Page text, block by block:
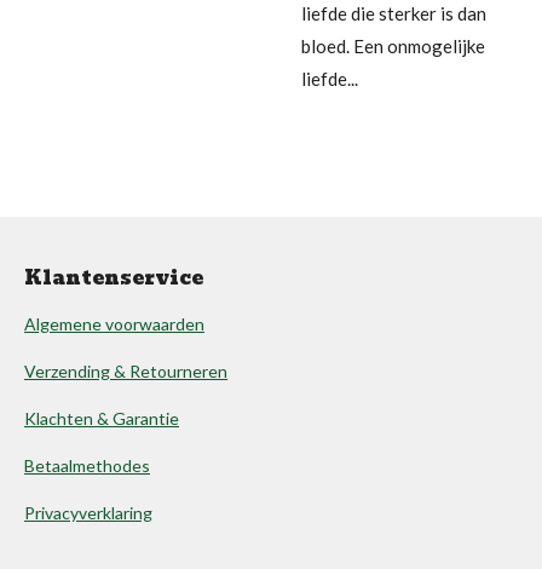
liefde die sterker is dan
bloed. Een onmogelijke
liefde...
Klantenservice
Algemene voorwaarden
Verzending & Retourneren
Klachten & Garantie
Betaalmethodes
Privacyverklaring